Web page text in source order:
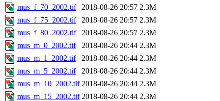
mus_f_70_2002.tif
2018-08-26 20:57 2.3M
mus_f_75_2002.tif
2018-08-26 20:57 2.3M
mus_f_80_2002.tif
2018-08-26 20:57 2.3M
mus_m_0_2002.tif
2018-08-26 20:44 2.3M
mus_m_1_2002.tif
2018-08-26 20:44 2.3M
mus_m_5_2002.tif
2018-08-26 20:44 2.3M
mus_m_10_2002.tif 2018-08-26 20:44 2.3M
mus_m_15_2002.tif 2018-08-26 20:44 2.3M